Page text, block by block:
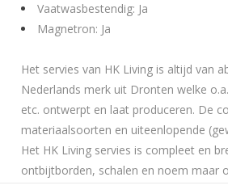
Vaatwasbestendig: Ja
Magnetron: Ja
Het servies van HK Living is altijd van
Nederlands merk uit Dronten welke
etc. ontwerpt en laat produceren. De
materiaalsoorten en uiteenlopende
Het HK Living servies is compleet en
ontbijtborden, schalen en noem maar